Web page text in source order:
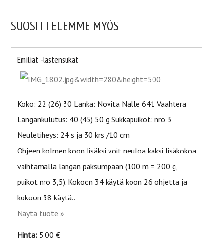
SUOSITTELEMME MYÖS
Emiliat -lastensukat
Koko: 22 (26) 30 Lanka: Novita Nalle 641 Vaahtera
Langankulutus: 40 (45) 50 g Sukkapuikot: nro 3
Neuletiheys: 24 s ja 30 krs /10 cm
Ohjeen kolmen koon lisäksi voit neuloa kaksi lisäkokoa
vaihtamalla langan paksumpaan (100 m = 200 g,
puikot nro 3,5). Kokoon 34 käytä koon 26 ohjetta ja
kokoon 38 käytä..
Näytä tuote »
Hinta: 5.00 €